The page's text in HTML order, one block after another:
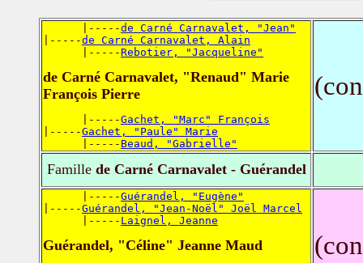
      |-----
de Carné Carnavalet, "Jean"
|-----de Carné Carnavalet, Alain
      |-----
Rebotier, "Jacqueline"
de Carné Carnavalet, "Renaud" Marie
François Pierre
      |-----
Gachet, "Marc" François
|-----Gachet, "Paule" Marie
      |-----
Beaud, "Gabrielle"
Famillede Carné Carnavalet - Guérandel
      |-----
Guérandel, "Eugène"
|-----Guérandel, "Jean-Noël" Joël Marcel
      |-----
Laignel, Jeanne
Guérandel, "Céline" Jeanne Maud